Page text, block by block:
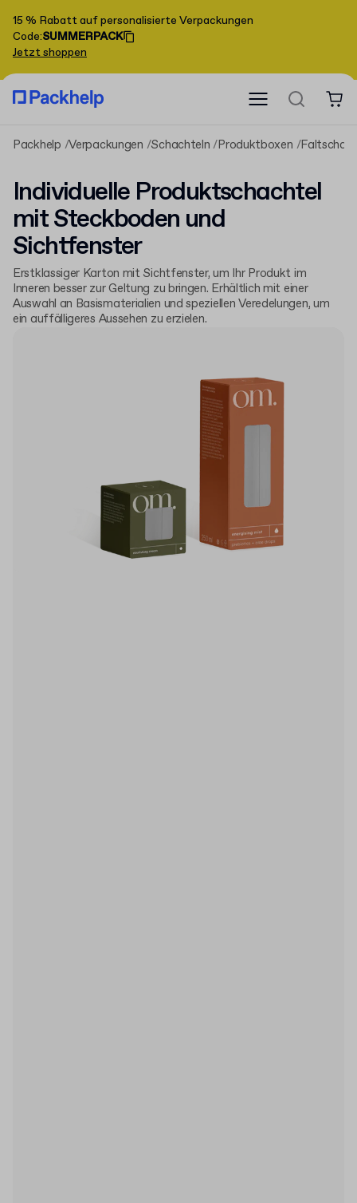
15 % Rabatt auf personalisierte Verpackungen
Code:SUMMERPACK
Jetzt shoppen
Packhelp Verpackungen Schachteln Produktboxen
Individuelle Produktschachtel
mit Steckboden und
Sichtfenster
Erstklassiger Karton mit Sichtfenster, um Ihr Produkt im
Inneren besser zur Geltung zu bringen. Erhältlich mit einer
Auswahl an Basismaterialien und speziellen Veredelungen, um
ein auffälligeres Aussehen zu erzielen.